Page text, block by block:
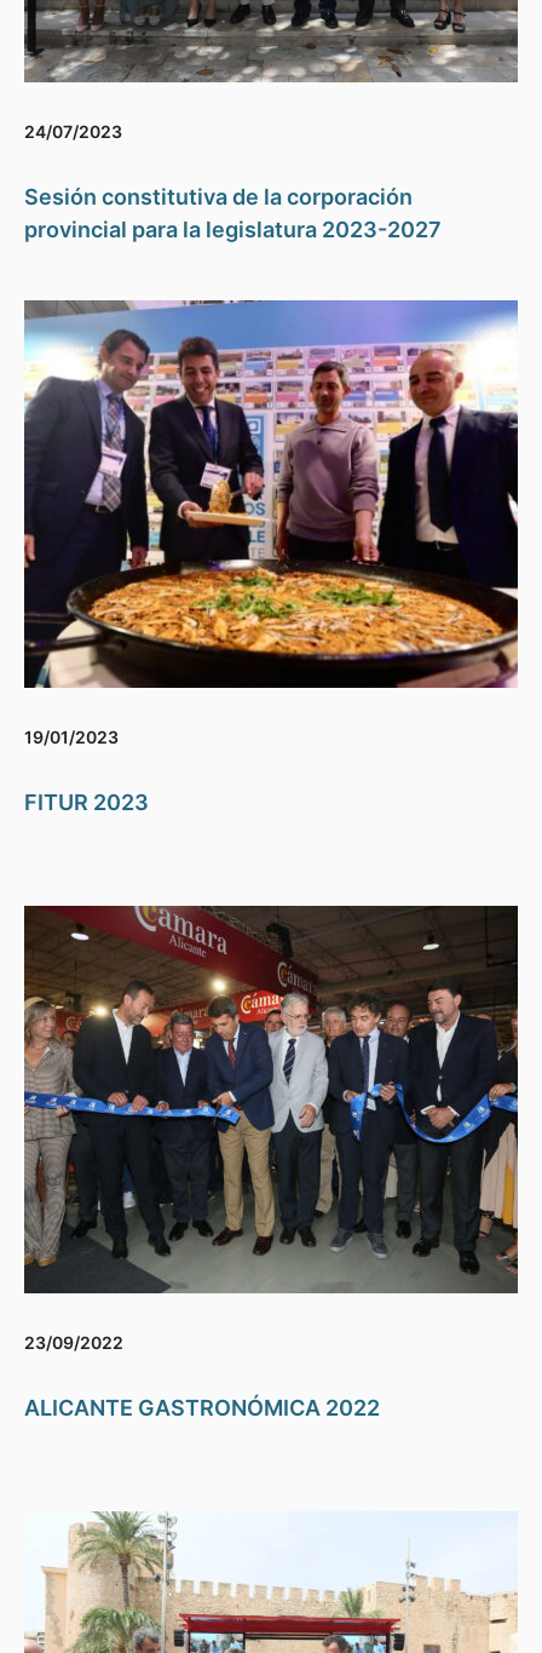
24/07/2023
Sesión constitutiva de la corporación
provincial para la legislatura 2023-2027
19/01/2023
FITUR 2023
23/09/2022
ALICANTE GASTRONÓMICA 2022